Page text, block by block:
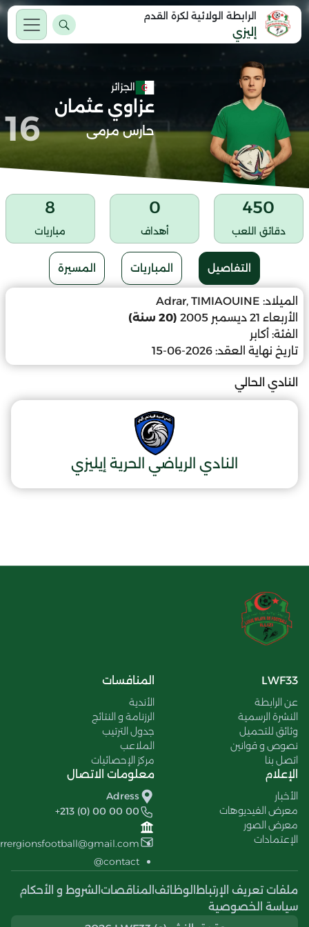
الرابطة الولائية لكرة القدم
إليزي
الجزائر
عزاوي عثمان
حارس مرمى 16
450
دقائق اللعب
0
أهداف
8
مباريات
التفاصيل المباريات المسيرة
الميلاد: Adrar, TIMIAOUINE
الأربعاء 21 ديسمبر 2005
(20 سنة)
الفئة: أكابر
تاريخ نهاية العقد: 2026-06-15
النادي الحالي
النادي الرياضي الحرية إيليزي
LWF33
عن الرابطة
النشرة الرسمية
وثائق للتحميل
نصوص و قوانين
اتصل بنا
المنافسات
الأندية
الرزنامة و النتائج
جدول الترتيب
الملاعب
مركز الإحصائيات
الإعلام
الأخبار
معرض الفيديوهات
معرض الصور
الإعتمادات
معلومات الاتصال
Adress
+213 (0) 00 00 00
contact@
ملفات تعريف الإرتباط الوظائف المناقصات الشروط و الأحكام
سياسة الخصوصية